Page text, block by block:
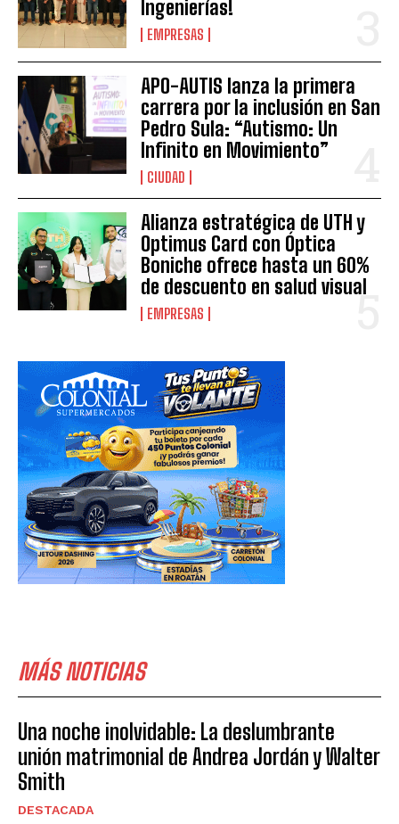
Ingenierías!
EMPRESAS
APO-AUTIS lanza la primera
carrera por la inclusión en San
Pedro Sula: “Autismo: Un
Infinito en Movimiento”
CIUDAD
Alianza estratégica de UTH y
Optimus Card con Óptica
Boniche ofrece hasta un 60%
de descuento en salud visual
EMPRESAS
MÁS NOTICIAS
Una noche inolvidable: La deslumbrante
unión matrimonial de Andrea Jordán y Walter
Smith
DESTACADA